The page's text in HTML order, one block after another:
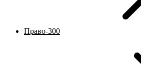
Право-300